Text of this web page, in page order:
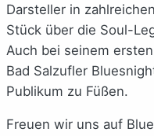
Darsteller in
Stück über die Soul-
Auch bei seinem
Bad Salzufler
Publikum zu Füßen.
Freuen wir uns auf